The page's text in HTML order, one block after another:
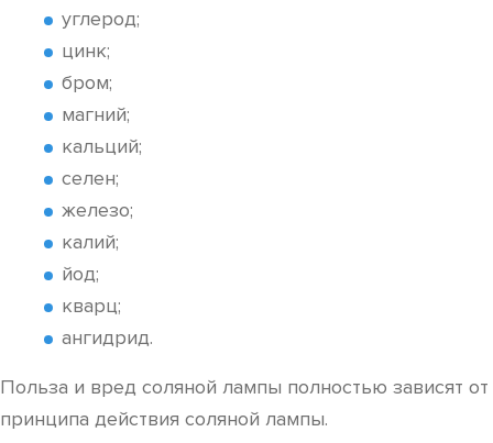
углерод;
цинк;
бром;
магний;
кальций;
селен;
железо;
калий;
йод;
кварц;
ангидрид.
Польза и вред соляной лампы полностью зависят от
принципа действия соляной лампы.